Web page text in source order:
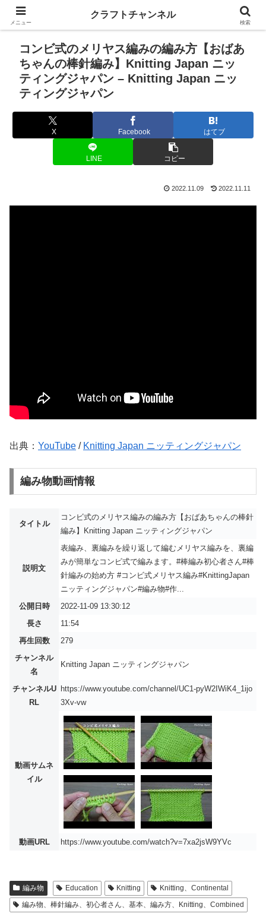
コンビ式のメリヤス編みの編み方【おばあ
ちゃんの棒針編み】Knitting Japan ニッ
ティングジャパン – Knitting Japan ニッ
ティングジャパン
X Facebook はてブ
LINE コピー
2022.11.09 2022.11.11
出典： YouTube / Knitting Japan ニッティングジャパン
編み物動画情報
タイトル
コンビ式のメリヤス編みの編み方【おばあちゃんの棒針
編み】Knitting Japan ニッティングジャパン
説明文
表編み、裏編みを繰り返して編むメリヤス編みを、裏編
みが簡単なコンビ式で編みます。#棒編み初心者さん#棒
針編みの始め方 #コンビ式メリヤス編み#KnittingJapan
ニッティングジャパン#編み物#作...
公開日時
2022-11-09 13:30:12
長さ
11:54
再生回数
279
チャンネル
名
Knitting Japan ニッティングジャパン
チャンネルU
RL
https://www.youtube.com/channel/UC1-pyW2IWiK4_1ijo
3Xv-vw
動画サムネ
イル
動画URL https://www.youtube.com/watch?v=7xa2jsW9YVc
編み物 Education Knitting
Knitting、Continental
編み物、棒針編み、初心者さん、基本、編み方、Knitting、Combined
メニュー
クラフトチャンネル
検索